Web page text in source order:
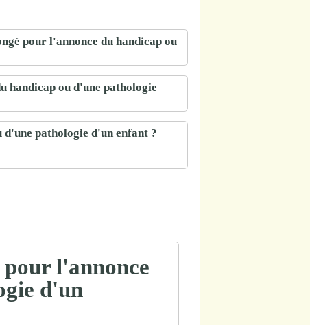
pour l'annonce du handicap ou
handicap ou d'une pathologie
d'une pathologie d'un enfant ?
l'annonce
d'un